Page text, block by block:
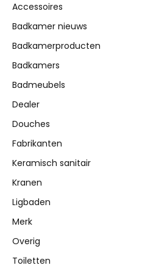
Accessoires
Badkamer nieuws
Badkamerproducten
Badkamers
Badmeubels
Dealer
Douches
Fabrikanten
Keramisch sanitair
Kranen
Ligbaden
Merk
Overig
Toiletten